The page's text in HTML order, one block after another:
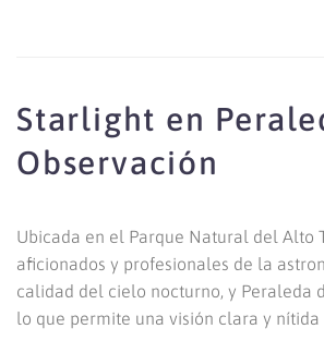
Starlight en
Observación
Ubicada en el Parque Natural del Alto
aficionados y profesionales de la
calidad del cielo nocturno, y Peraleda
lo que permite una visión clara y